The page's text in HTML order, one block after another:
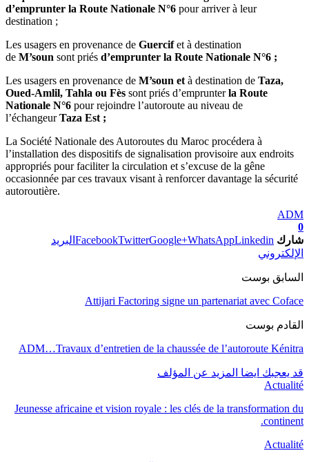
d’emprunter la Route Nationale N°6 pour arriver à leur
destination ;
Les usagers en provenance de Guercifet à destination
de M’soun sont priés d’emprunter la Route Nationale N°6 ;
Les usagers en provenance de M’soun et à destination de Taza,
Oued-Amlil, Tahla ou Fès sont priés d’emprunterla Route
Nationale N°6 pour rejoindre l’autoroute au niveau de
l’échangeurTaza Est ;
La Société Nationale des Autoroutes du Maroc procédera à
l’installation des dispositifs de signalisation provisoire aux endroits
appropriés pour faciliter la circulation et s’excuse de la gêne
occasionnée par ces travaux visant à renforcer davantage la sécurité
autoroutière.
ADM
0
شارك
FacebookTwitterGoogle+WhatsAppLinkedin
البريد
الإلكتروني
السابق بوست
Attijari Factoring signe un partenariat avec Coface
القادم بوست
ADM…Travaux d’entretien de la chaussée de l’autoroute Kénitra
قد يعجبك ايضا المزيد عن المؤلف
Actualité
Jeunesse africaine et vision royale : les clés de la transformation du
continent.
Actualité